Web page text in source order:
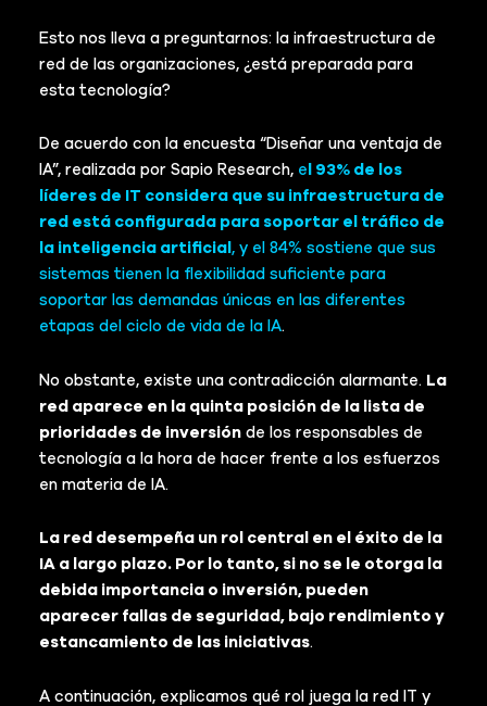
Esto nos lleva a preguntarnos: la infraestructura de
red de las organizaciones, ¿está preparada para
esta tecnología?
De acuerdo con la encuesta “Diseñar una ventaja de
IA”, realizada por Sapio Research,e l 93% de los
líderes de IT considera que su infraestructura de
red está configurada para soportar el tráfico de
la inteligencia artificial , y el 84% sostiene que sus
sistemas tienen la flexibilidad suficiente para
soportar las demandas únicas en las diferentes
etapas del ciclo de vida de la IA.
No obstante, existe una contradicción alarmante. La
red aparece en la quinta posición de la lista de
prioridades de inversiónde los responsables de
tecnología a la hora de hacer frente a los esfuerzos
en materia de IA.
La red desempeña un rol central en el éxito de la
IA a largo plazo. Por lo tanto, si no se le otorga la
debida importancia o inversión, pueden
aparecer fallas de seguridad, bajo rendimiento y
estancamiento de las iniciativas.
A continuación, explicamos qué rol juega la red IT y